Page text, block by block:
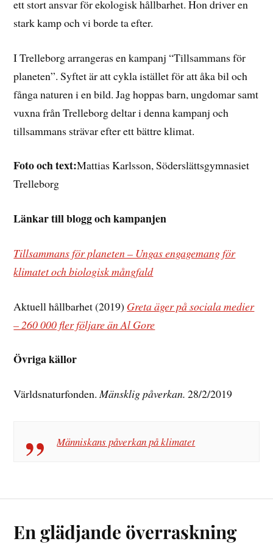
ett stort ansvar för ekologisk hållbarhet. Hon driver en
stark kamp och vi borde ta efter.
I Trelleborg arrangeras en kampanj “Tillsammans för
planeten”. Syftet är att cykla istället för att åka bil och
fånga naturen i en bild. Jag hoppas barn, ungdomar samt
vuxna från Trelleborg deltar i denna kampanj och
tillsammans strävar efter ett bättre klimat.
Foto och text:Mattias Karlsson, Söderslättsgymnasiet
Trelleborg
Länkar till blogg och kampanjen
Tillsammans för planeten – Ungas engagemang för
klimatet och biologisk mångfald
Aktuell hållbarhet (2019) Greta äger på sociala medier
– 260 000 fler följare än Al Gore
Övriga källor
Världsnaturfonden.Mänsklig påverkan. 28/2/2019
Människans påverkan på klimatet
En glädjande överraskning